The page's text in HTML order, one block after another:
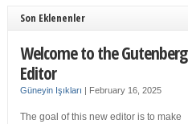
Son Eklenenler
Welcome to the Gutenberg
Editor
Güneyin Işıkları | February 16, 2025
The goal of this new editor is to make